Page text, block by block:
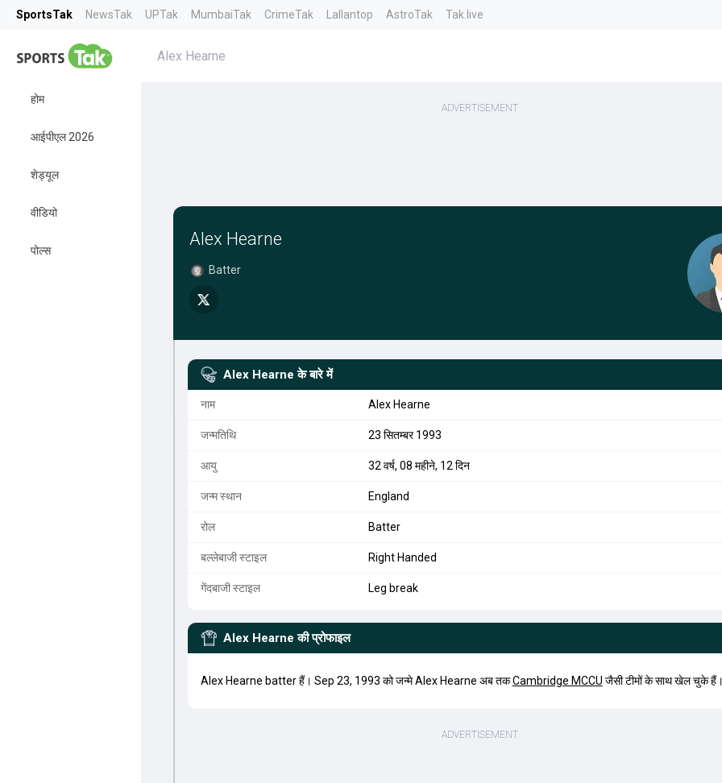
SportsTak NewsTak UPTak MumbaiTak CrimeTak Lallantop AstroTak Tak.live
होम
आईपीएल 2026
शेड्यूल
वीडियो
पोल्स
Alex Hearne
Alex Hearne
Batter
Alex Hearne के बारे में
नाम Alex Hearne
जन्मतिथि 23 सितम्बर 1993
आयु 32 वर्ष, 08 महीने, 12 दिन
जन्म स्थान England
रोल Batter
बल्लेबाजी स्टाइल Right Handed
गेंदबाजी स्टाइल Leg break
Alex Hearne की प्रोफाइल
Alex Hearne batter हैं। Sep 23, 1993 को जन्मे Alex Hearne अब तकCambridge MCCU जैसी टीमों के साथ खेल चुके